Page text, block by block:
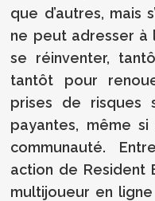
que d’autres, mais
ne peut adresser à
se réinventer,
tantôt pour
prises de risques
payantes, même
communauté.
action de Resident
multijoueur en